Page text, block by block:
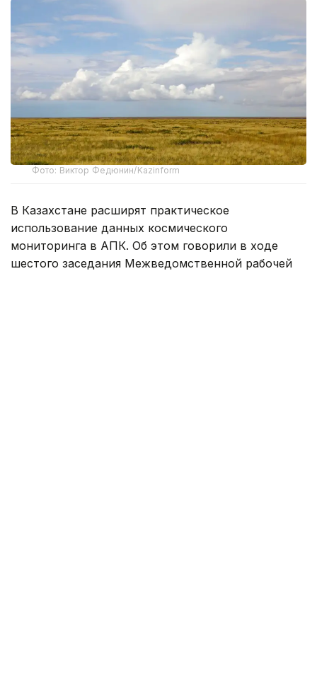
Фото: Виктор Федюнин/Kazinform
В Казахстане расширят практическое
использование данных космического
мониторинга в АПК. Об этом говорили в ходе
шестого заседания Межведомственной рабочей